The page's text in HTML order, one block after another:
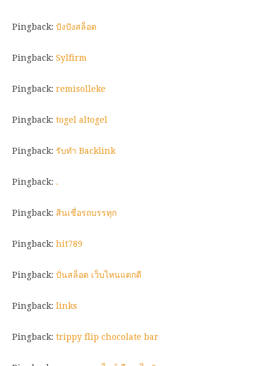
Pingback: ปังปังสล็อต
Pingback: Sylfirm
Pingback: remisolleke
Pingback: togel altogel
Pingback: รับทำ Backlink
Pingback: .
Pingback: สินเชื่อรถบรรทุก
Pingback: hit789
Pingback: ปั่นสล็อต เว็บไหนแตกดี
Pingback: links
Pingback: trippy flip chocolate bar